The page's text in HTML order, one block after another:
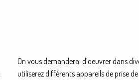
On vous demandera d’oeuvrer dans
utiliserez différents appareils de prise